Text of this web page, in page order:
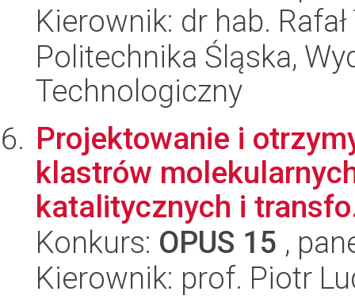
Kierownik: dr hab.
Politechnika Śląska,
Technologiczny
Projektowanie i
klastrów
katalitycznych i
Konkurs: OPUS 15 ,
Kierownik: prof. Piotr